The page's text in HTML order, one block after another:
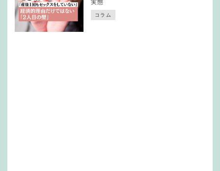
実態
コラム